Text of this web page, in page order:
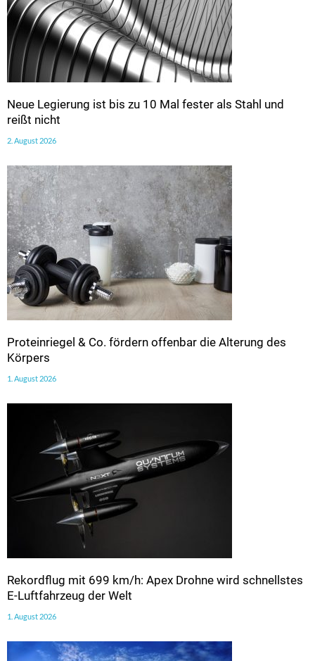
Neue Legierung ist bis zu 10 Mal fester als Stahl und
reißt nicht
2. August 2026
Proteinriegel & Co. fördern offenbar die Alterung des
Körpers
1. August 2026
Rekordflug mit 699 km/h: Apex Drohne wird schnellstes
E-Luftfahrzeug der Welt
1. August 2026